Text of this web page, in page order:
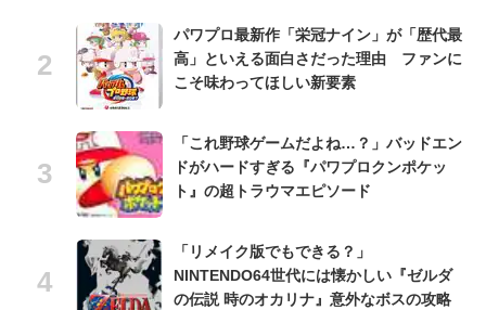
パワプロ最新作「栄冠ナイン」が「歴代最
高」といえる面白さだった理由 ファンに
こそ味わってほしい新要素
「これ野球ゲームだよね…？」バッドエン
ドがハードすぎる『パワプロクンポケッ
ト』の超トラウマエピソード
「リメイク版でもできる？」
NINTENDO64世代には懐かしい『ゼルダ
の伝説 時のオカリナ』意外なボスの攻略